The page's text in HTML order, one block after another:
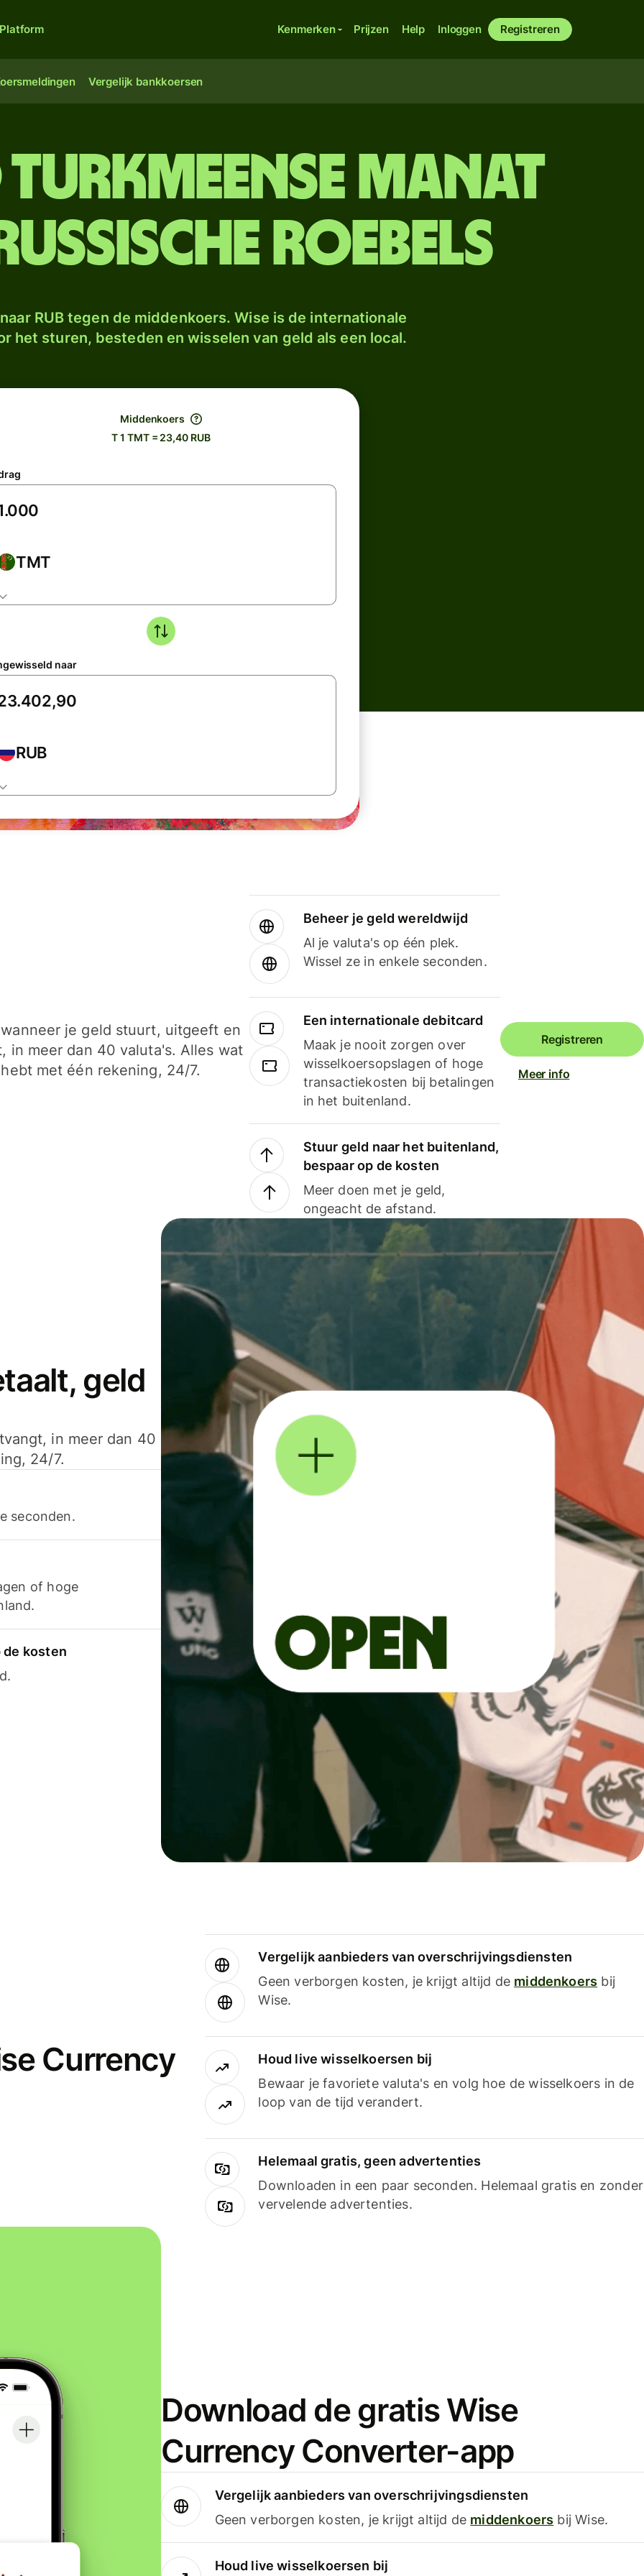
Platform Kenmerken Prijzen Help Inloggen Registreren
Vergelijk bankkoersen
manat
roebels
RUB tegen de middenkoers. Wise is de internationale
het sturen, besteden en wisselen van geld als een local.
Middenkoers
T 1 TMT = 23,40 RUB
TMT
naar
RUB
je geld stuurt, uitgeeft en
in meer dan 40 valuta's. Alles wat
met één rekening, 24/7.
Beheer je geld wereldwijd
Al je valuta's op één plek.
Wissel ze in enkele seconden.
Een internationale debitcard
Maak je nooit zorgen over
wisselkoersopslagen of hoge
transactiekosten bij betalingen
in het buitenland.
Stuur geld naar het buitenland,
bespaar op de kosten
Meer doen met je geld,
ongeacht de afstand.
Registreren
Meer info
geld
in meer dan 40
24/7.
seconden.
of hoge
de kosten
Currency
Vergelijk aanbieders van overschrijvingsdiensten
Geen verborgen kosten, je krijgt altijd de middenkoers bij
Wise.
Houd live wisselkoersen bij
Bewaar je favoriete valuta's en volg hoe de wisselkoers in de
loop van de tijd verandert.
Helemaal gratis, geen advertenties
Downloaden in een paar seconden. Helemaal gratis en zonder
vervelende advertenties.
Download de gratis Wise
Currency Converter-app
Vergelijk aanbieders van overschrijvingsdiensten
Geen verborgen kosten, je krijgt altijd de middenkoers bij Wise.
Houd live wisselkoersen bij